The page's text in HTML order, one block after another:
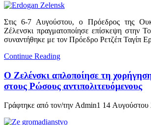
Στις 6-7 Αυγούστου, ο Πρόεδρος της
Ζέλενσκι πραγματοποίησε επίσκεψη στην
συναντήθηκε με τον Πρόεδρο Ρετζέπ Ταγίπ
Continue Reading
Ο Ζελένσκι απλοποίησε τη
στους Ρώσους αντιπολιτευόμενους
Γράφτηκε από τον/την Admin1 14 Αυγούστου